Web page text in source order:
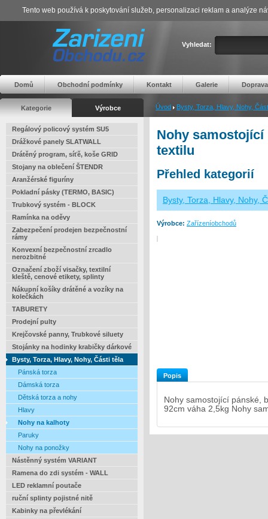
Vyhledat:
Domů Obchodní podmínky Kontakt Galerie Doprava
Kategorie Výrobce Úvod Bysty, Torza, Hlavy, Nohy,
Regálový policový systém SU5
Drážkové panely SLATWALL
Drátěný program, síťě, koše GRID
Stojany na oblečení ŠTENDR
Aranžérské figuríny
Pokladní pásky (TERMO, BASIC)
Trubkový systém - BLOCK
Ramínka na oděvy
Zabezpečení prodejen bezpečnostní
rámy
Konvexní bezpečnostní zrcadlo
nerozbitné
Označení zboží visačky, textilní
kleště, cenové etikety, splinty
Nákupní košíky drátěné a vozíky na
kolečkách
TABURETY
Prodejní pulty
Krejčovské panny, Trubkové siluety
Stojánky na hodinky krabičky dárkové
Bysty, Torza, Hlavy, Nohy, Části těla
Pánská torza
Dámská torza
Dětská torza a nohy
Hlavy
Nohy na kalhoty
Paruky
Nohy na ponožky
Nástěnný systém VARIANT
Ramena do zdi systém - WALL
LED reklamní poutače
ruční splinty pojistné nitě
Kabinky na převlékání
Nohy samostojící
textilu
Přehled kategorií
Bysty, Torza, Hlavy, Nohy,
Výrobce: Zařízeníobchodů
Popis
Nohy samostojící pánské,
92cm váha 2,5kg Nohy
Tento web používá k poskytování služeb, personalizaci reklam a analýze